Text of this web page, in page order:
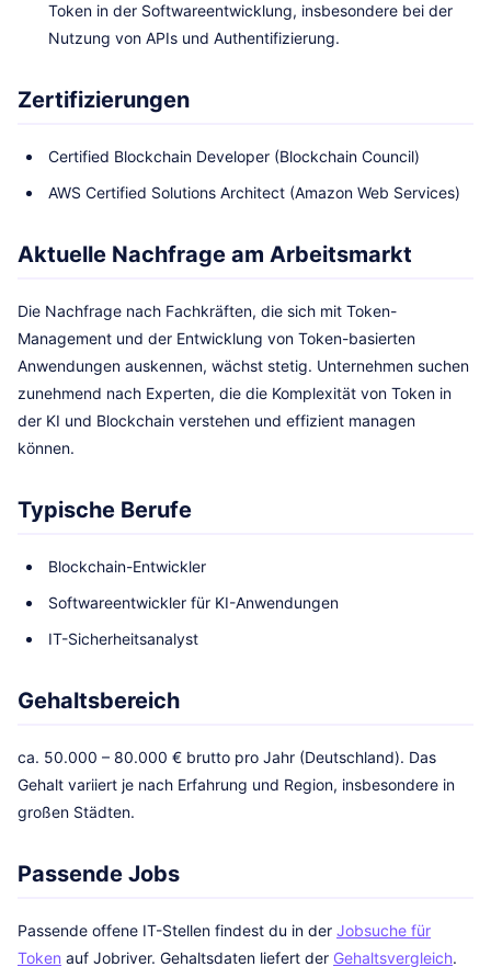
Token in der Softwareentwicklung, insbesondere bei der
Nutzung von APIs und Authentifizierung.
Zertifizierungen
Certified Blockchain Developer (Blockchain Council)
AWS Certified Solutions Architect (Amazon Web Services)
Aktuelle Nachfrage am Arbeitsmarkt
Die Nachfrage nach Fachkräften, die sich mit Token-
Management und der Entwicklung von Token-basierten
Anwendungen auskennen, wächst stetig. Unternehmen suchen
zunehmend nach Experten, die die Komplexität von Token in
der KI und Blockchain verstehen und effizient managen
können.
Typische Berufe
Blockchain-Entwickler
Softwareentwickler für KI-Anwendungen
IT-Sicherheitsanalyst
Gehaltsbereich
ca. 50.000 – 80.000 € brutto pro Jahr (Deutschland). Das
Gehalt variiert je nach Erfahrung und Region, insbesondere in
großen Städten.
Passende Jobs
Passende offene IT-Stellen findest du in der Jobsuche für
Token auf Jobriver. Gehaltsdaten liefert der Gehaltsvergleich.